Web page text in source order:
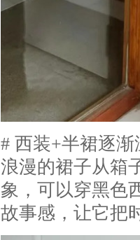
# 西装+半裙逐
浪漫的裙子从箱
象，可以穿黑色
故事感，让它